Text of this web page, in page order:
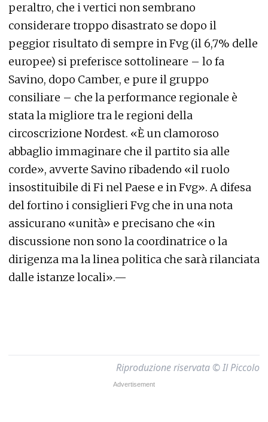
peraltro, che i vertici non sembrano
considerare troppo disastrato se dopo il
peggior risultato di sempre in Fvg (il 6,7% delle
europee) si preferisce sottolineare – lo fa
Savino, dopo Camber, e pure il gruppo
consiliare – che la performance regionale è
stata la migliore tra le regioni della
circoscrizione Nordest. «È un clamoroso
abbaglio immaginare che il partito sia alle
corde», avverte Savino ribadendo «il ruolo
insostituibile di Fi nel Paese e in Fvg». A difesa
del fortino i consiglieri Fvg che in una nota
assicurano «unità» e precisano che «in
discussione non sono la coordinatrice o la
dirigenza ma la linea politica che sarà rilanciata
dalle istanze locali».—
Riproduzione riservata © Il Piccolo